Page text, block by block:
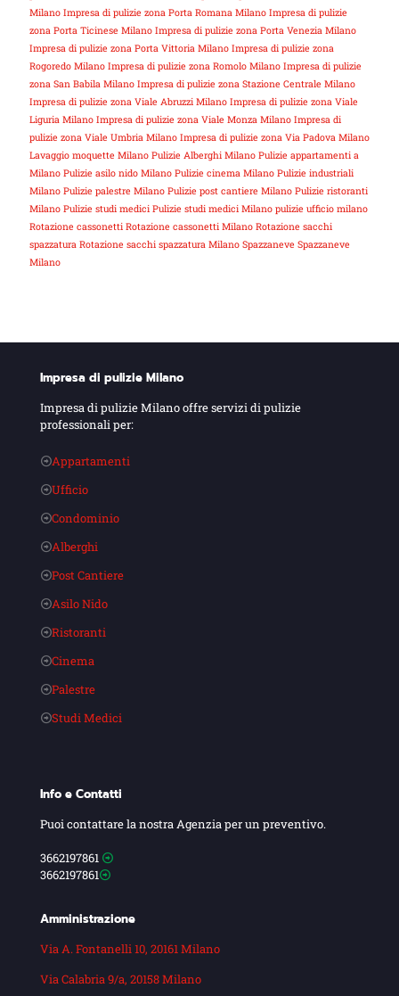
Milano Impresa di pulizie zona Porta Romana Milano Impresa di pulizie
zona Porta Ticinese Milano Impresa di pulizie zona Porta Venezia Milano
Impresa di pulizie zona Porta Vittoria Milano Impresa di pulizie zona
Rogoredo Milano Impresa di pulizie zona Romolo Milano Impresa di pulizie
zona San Babila Milano Impresa di pulizie zona Stazione Centrale Milano
Impresa di pulizie zona Viale Abruzzi Milano Impresa di pulizie zona Viale
Liguria Milano Impresa di pulizie zona Viale Monza Milano Impresa di
pulizie zona Viale Umbria Milano Impresa di pulizie zona Via Padova Milano
Lavaggio moquette Milano Pulizie Alberghi Milano Pulizie appartamenti a
Milano Pulizie asilo nido Milano Pulizie cinema Milano Pulizie industriali
Milano Pulizie palestre Milano Pulizie post cantiere Milano Pulizie ristoranti
Milano Pulizie studi medici Pulizie studi medici Milano pulizie ufficio milano
Rotazione cassonetti Rotazione cassonetti Milano Rotazione sacchi
spazzatura Rotazione sacchi spazzatura Milano Spazzaneve Spazzaneve
Milano
Impresa di pulizie Milano
Impresa di pulizie Milano offre servizi di pulizie
professionali per:
Appartamenti
Ufficio
Condominio
Alberghi
Post Cantiere
Asilo Nido
Ristoranti
Cinema
Palestre
Studi Medici
Info e Contatti
Puoi contattare la nostra Agenzia per un preventivo.
3662197861
3662197861
Amministrazione
Via A. Fontanelli 10, 20161 Milano
Via Calabria 9/a, 20158 Milano